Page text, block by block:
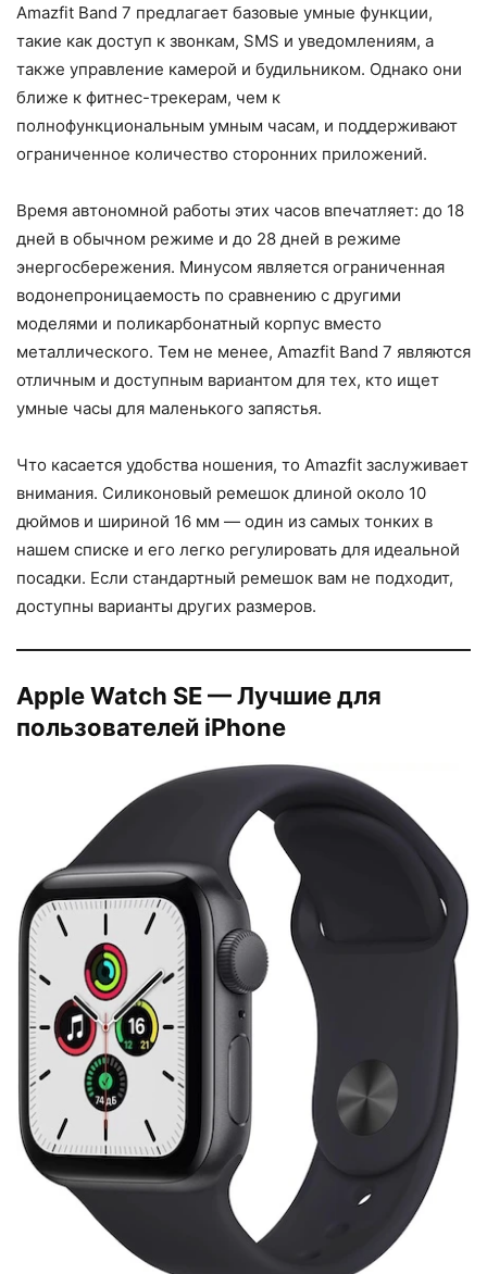
Amazfit Band 7 предлагает базовые умные функции,
такие как доступ к звонкам, SMS и уведомлениям, а
также управление камерой и будильником. Однако они
ближе к фитнес-трекерам, чем к
полнофункциональным умным часам, и поддерживают
ограниченное количество сторонних приложений.
Время автономной работы этих часов впечатляет: до 18
дней в обычном режиме и до 28 дней в режиме
энергосбережения. Минусом является ограниченная
водонепроницаемость по сравнению с другими
моделями и поликарбонатный корпус вместо
металлического. Тем не менее, Amazfit Band 7 являются
отличным и доступным вариантом для тех, кто ищет
умные часы для маленького запястья.
Что касается удобства ношения, то Amazfit заслуживает
внимания. Силиконовый ремешок длиной около 10
дюймов и шириной 16 мм — один из самых тонких в
нашем списке и его легко регулировать для идеальной
посадки. Если стандартный ремешок вам не подходит,
доступны варианты других размеров.
Apple Watch SE — Лучшие для
пользователей iPhone